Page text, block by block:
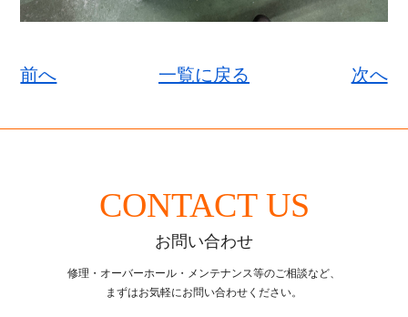
前へ 一覧に戻る 次へ
CONTACT US
お問い合わせ
修理・オーバーホール・メンテナンス等のご相談など、
まずはお気軽にお問い合わせください。